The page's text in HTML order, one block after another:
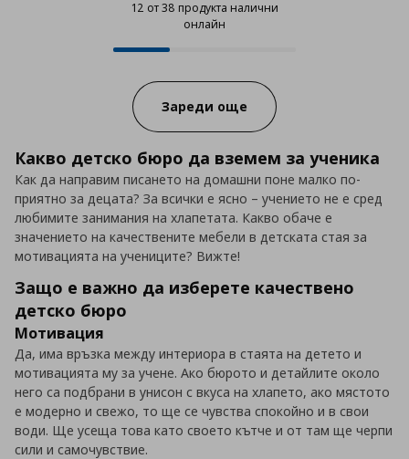
12 от 38 продукта налични
онлайн
12 от 38 продукта налични
Progress:
Зареди още
Какво детско бюро да вземем за ученика
Как да направим писането на домашни поне малко по-
приятно за децата? За всички е ясно – учението не е сред
любимите занимания на хлапетата. Какво обаче е
значението на качествените мебели в детската стая за
мотивацията на учениците? Вижте!
Защо е важно да изберете качествено
детско бюро
Мотивация
Да, има връзка между интериора в стаята на детето и
мотивацията му за учене. Ако бюрото и детайлите около
него са подбрани в унисон с вкуса на хлапето, ако мястото
е модерно и свежо, то ще се чувства спокойно и в свои
води. Ще усеща това като своето кътче и от там ще черпи
сили и самочувствие.